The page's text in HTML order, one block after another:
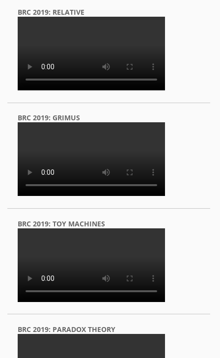
BRC 2019: RELATIVE
BRC 2019: GRIMUS
BRC 2019: TOY MACHINES
BRC 2019: PARADOX THEORY